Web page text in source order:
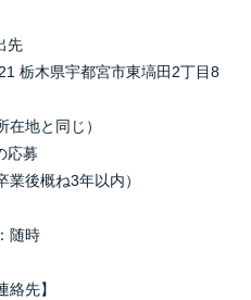
先
栃木県宇都宮市東塙田2丁目8
在地と同じ）
応募
業後概ね3年以内）
随時
絡先】